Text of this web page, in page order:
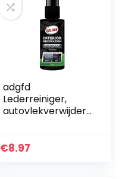
adgfd
Lederreiniger,
autovlekverwijdera
, draagbare
€8.97